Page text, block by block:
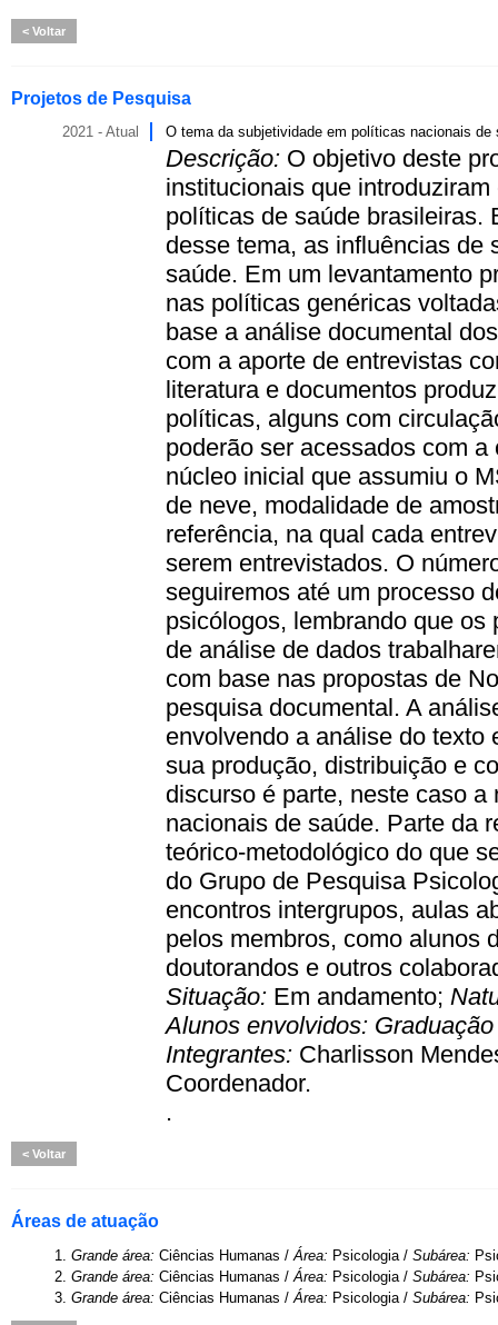
Voltar
Projetos de Pesquisa
2021 - Atual O tema da subjetividade em políticas nacionais de
Descrição: O objetivo deste
institucionais que
políticas de saúde brasileiras.
desse tema, as influências de
saúde. Em um levantamento
nas políticas genéricas
base a análise documental
com a aporte de entrevistas
literatura e documentos
políticas, alguns com
poderão ser acessados com
núcleo inicial que assumiu o
de neve, modalidade de
referência, na qual cada
serem entrevistados. O
seguiremos até um processo
psicólogos, lembrando que
de análise de dados
com base nas propostas de
pesquisa documental. A
envolvendo a análise do
sua produção, distribuição e
discurso é parte, neste caso
nacionais de saúde. Parte da
teórico-metodológico do que
do Grupo de Pesquisa
encontros intergrupos, aulas
pelos membros, como alunos
doutorandos e outros
Situação: Em andamento;
Alunos envolvidos:
Integrantes: Charlisson
Coordenador.
.
Voltar
Áreas de atuação
1. Grande área: Ciências Humanas /Área: Psicologia / Subárea:
2. Grande área: Ciências Humanas /Área: Psicologia / Subárea:
3. Grande área: Ciências Humanas /Área: Psicologia / Subárea: